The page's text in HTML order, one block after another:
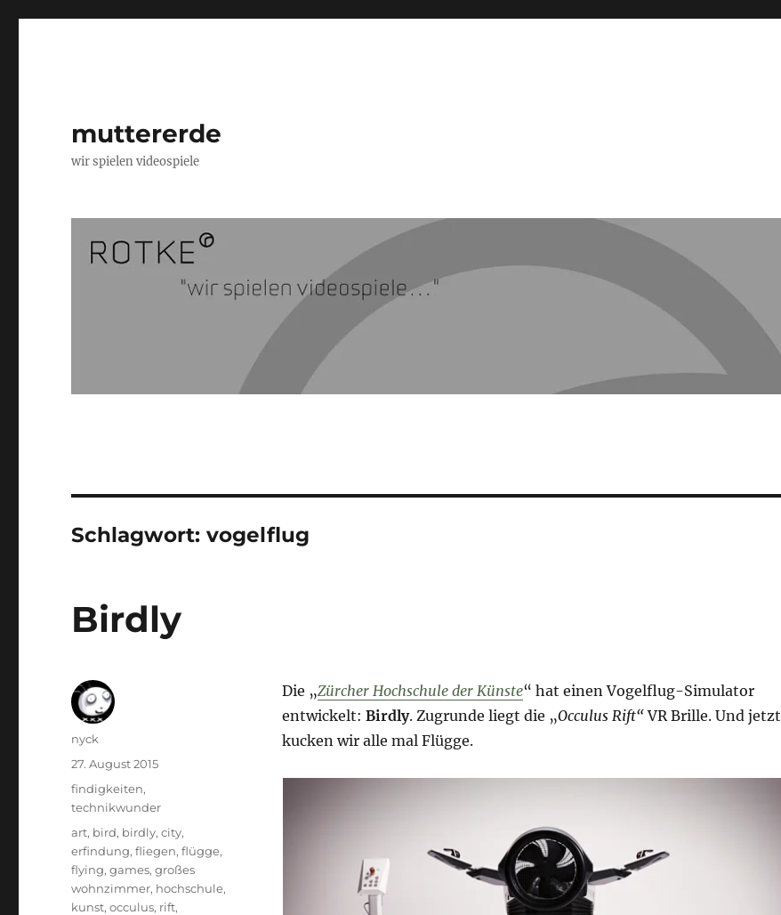
muttererde
wir spielen videospiele
Schlagwort:vogelflug
Birdly
Die „Zürcher Hochschule der Künste“ hat einen Vogelflug-Simulator
entwickelt: Birdly. Zugrunde liegt die „Occulus Rift“VR Brille. Und jetzt
kucken wir alle mal Flügge.
Autor
nyck
Veröffentlicht
am
27. August 2015
Kategorien
findigkeiten,
technikwunder
Schlagwörter
art, bird, birdly,city,
erfindung,fliegen,flügge,
flying,games,großes
wohnzimmer, hochschule,
kunst,occulus, rift,